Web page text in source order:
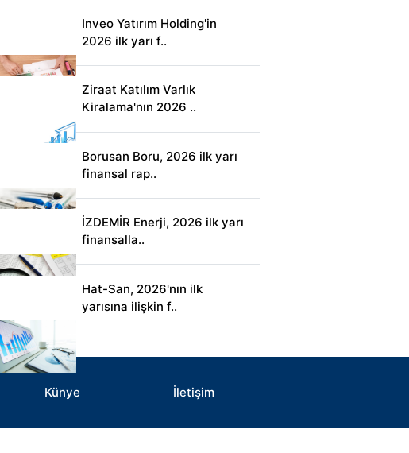
Inveo Yatırım Holding'in
2026 ilk yarı f..
Ziraat Katılım Varlık
Kiralama'nın 2026 ..
Borusan Boru, 2026 ilk yarı
finansal rap..
İZDEMİR Enerji, 2026 ilk yarı
finansalla..
Hat-San, 2026'nın ilk
yarısına ilişkin f..
Künye İletişim